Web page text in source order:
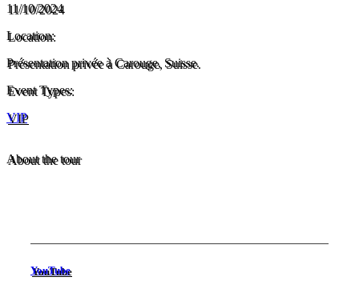
11/10/2024
Location:
Présentation privée à Carouge, Suisse.
Event Types:
VIP
About the tour
YouTube